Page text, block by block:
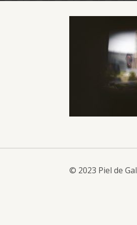
© 2023 Piel de